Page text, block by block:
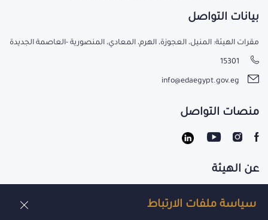
سياسة ملفات الارتباط
عن الهيئة
بيانات التواصل
مقرات الهيئة: المنيل، العجوزة، الهرم، المعادي، المنصورية -العاصمة الجديدة
15301
info@edaegypt.gov.eg
منصات التواصل